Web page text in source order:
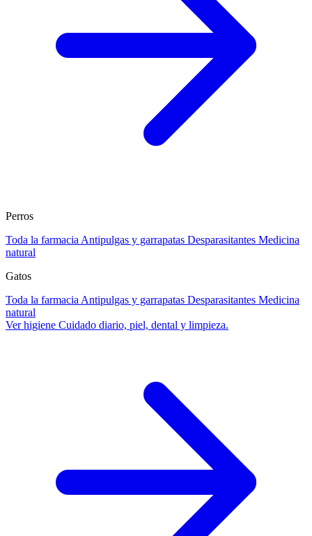
Perros
Toda la farmacia Antipulgas y garrapatas Desparasitantes Medicina
natural
Gatos
Toda la farmacia Antipulgas y garrapatas Desparasitantes Medicina
natural
Ver higiene Cuidado diario, piel, dental y limpieza.